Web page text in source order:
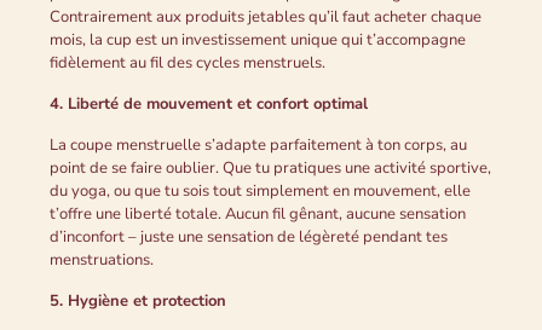
Contrairement aux produits jetables qu’il faut acheter chaque
mois, la cup est un investissement unique qui t’accompagne
fidèlement au fil des cycles menstruels.
4. Liberté de mouvement et confort optimal
La coupe menstruelle s’adapte parfaitement à ton corps, au
point de se faire oublier. Que tu pratiques une activité sportive,
du yoga, ou que tu sois tout simplement en mouvement, elle
t’offre une liberté totale. Aucun fil gênant, aucune sensation
d’inconfort – juste une sensation de légèreté pendant tes
menstruations.
5. Hygiène et protection